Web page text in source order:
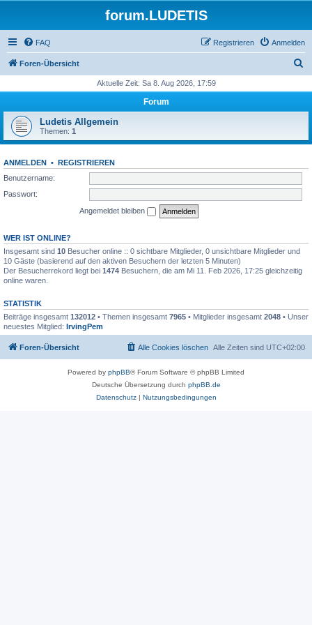
forum.LUDETIS
FAQ Anmelden
Registrieren
Foren-Übersicht
h
Aktuelle Zeit: Sa 8. Aug 2026, 17:59
Forum
Ludetis Allgemein
Themen: 1
ANMELDEN • REGISTRIEREN
Benutzername:
Passwort:
Angemeldet bleiben
WER IST ONLINE?
Insgesamt sind 10 Besucher online :: 0 sichtbare Mitglieder, 0 unsichtbare Mitglieder und
10 Gäste (basierend auf den aktiven Besuchern der letzten 5 Minuten)
Der Besucherrekord liegt bei 1474 Besuchern, die am Mi 11. Feb 2026, 17:25 gleichzeitig
online waren.
STATISTIK
Beiträge insgesamt 132012 • Themen insgesamt 7965 • Mitglieder insgesamt 2048 • Unser
neuestes Mitglied: IrvingPem
Foren-Übersicht Alle Zeiten sind UTC+02:00
Alle Cookies löschen
Powered by phpBB® Forum Software © phpBB Limited
Deutsche Übersetzung durch phpBB.de
Datenschutz| Nutzungsbedingungen